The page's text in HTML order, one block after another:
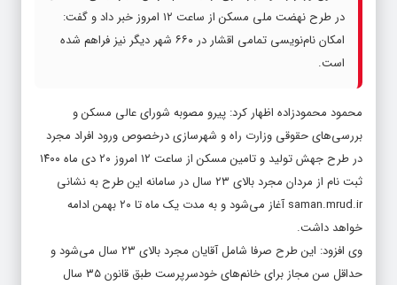
در طرح نهضت ملی مسکن از ساعت ۱۲ امروز خبر داد و گفت:
امکان نام‌نویسی تمامی اقشار در ۶۶۰ شهر دیگر نیز فراهم شده
است.
محمود محمودزاده اظهار کرد: پیرو مصوبه شورای عالی مسکن و
بررسی‌های حقوقی وزارت راه و شهرسازی درخصوص ورود افراد مجرد
در طرح جهش تولید و تامین مسکن از ساعت ۱۲ امروز ۲۰ دی ماه ۱۴۰۰
ثبت نام از مردان مجرد بالای ۲۳ سال در سامانه این طرح به نشانی
saman.mrud.ir آغاز می‌شود و به مدت یک ماه تا ۲۰ بهمن ادامه
خواهد داشت.
وی افزود: این طرح صرفا شامل آقایان مجرد بالای ۲۳ سال می‌شود و
حداقل سن مجاز برای خانم‌های خودسرپرست طبق قانون ۳۵ سال